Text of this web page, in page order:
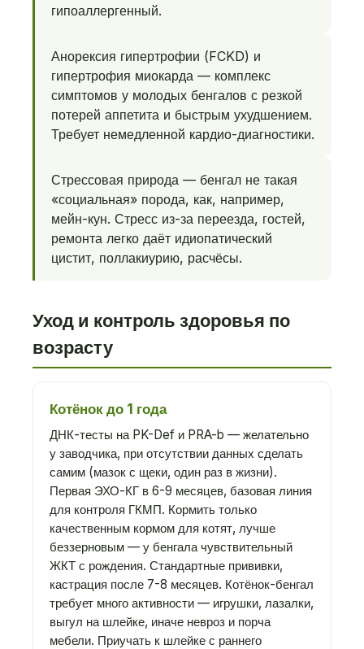
гипоаллергенный.
Анорексия гипертрофии (FCKD) и
гипертрофия миокарда — комплекс
симптомов у молодых бенгалов с резкой
потерей аппетита и быстрым ухудшением.
Требует немедленной кардио-диагностики.
Стрессовая природа — бенгал не такая
«социальная» порода, как, например,
мейн-кун. Стресс из-за переезда, гостей,
ремонта легко даёт идиопатический
цистит, поллакиурию, расчёсы.
Уход и контроль здоровья по
возрасту
Котёнок до 1 года
ДНК-тесты на PK-Def и PRA-b — желательно
у заводчика, при отсутствии данных сделать
самим (мазок с щеки, один раз в жизни).
Первая ЭХО-КГ в 6-9 месяцев, базовая линия
для контроля ГКМП. Кормить только
качественным кормом для котят, лучше
беззерновым — у бенгала чувствительный
ЖКТ с рождения. Стандартные прививки,
кастрация после 7-8 месяцев. Котёнок-бенгал
требует много активности — игрушки, лазалки,
выгул на шлейке, иначе невроз и порча
мебели. Приучать к шлейке с раннего